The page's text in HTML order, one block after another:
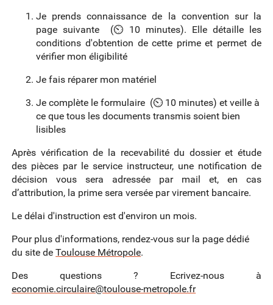
Je prends connaissance de la convention sur la
page suivante (⏲ 10 minutes). Elle détaille les
conditions d'obtention de cette prime et permet de
vérifier mon éligibilité
Je fais réparer mon matériel
Je complète le formulaire (⏲ 10 minutes) et veille à
ce que tous les documents transmis soient bien
lisibles
Après vérification de la recevabilité du dossier et étude
des pièces par le service instructeur, une notification de
décision vous sera adressée par mail et, en cas
d’attribution, la prime sera versée par virement bancaire.
Le délai d'instruction est d'environ un mois.
Pour plus d'informations, rendez-vous sur la page dédié
du site deToulouse Métropole.
Des questions ? Ecrivez-nous à
economie.circulaire@toulouse-metropole.fr